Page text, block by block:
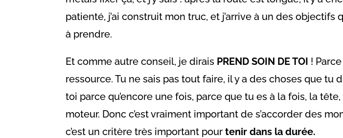
patienté, j’ai construit mon truc, et j’arrive à un des objectifs
à prendre.
Et comme autre conseil, je dirais PREND SOIN DE TOI !
ressource. Tu ne sais pas tout faire, il y a des choses que
toi parce qu’encore une fois, parce que tu es à la fois, la
moteur. Donc c’est vraiment important de s’accorder des
c’est un critère très important pourtenir dans la durée.